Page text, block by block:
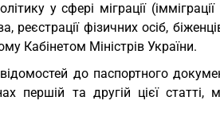
у сфері міграції
реєстрації фізичних осіб,
Кабінетом Міністрів України.
до паспортного
першій та другій цієї